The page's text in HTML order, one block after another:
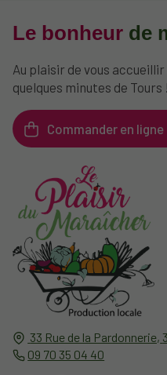
33 Rue de la Pardonnerie,
09 70 35 04 40
Le bonheur de
Au plaisir de vous
quelques minutes de Tours !
Commander en ligne